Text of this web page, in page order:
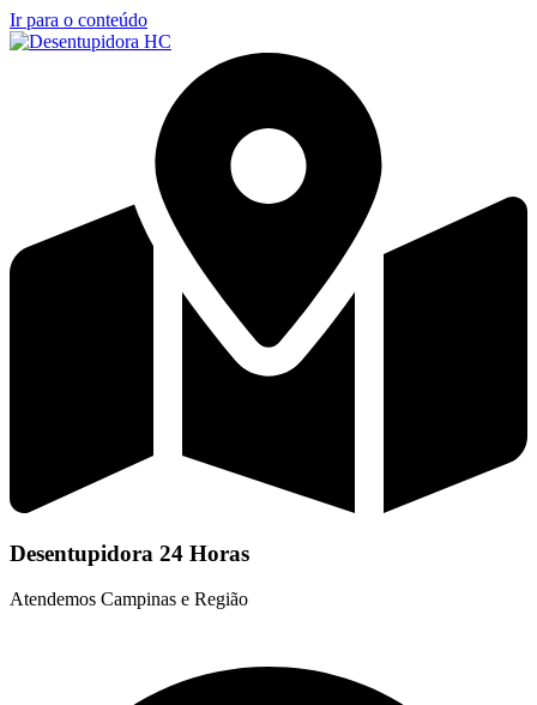
Ir para o conteúdo
Desentupidora 24 Horas
Atendemos Campinas e Região